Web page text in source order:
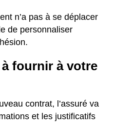
n’a pas à se déplacer
de personnaliser
fournir à votre
contrat, l’assuré va
et les justificatifs